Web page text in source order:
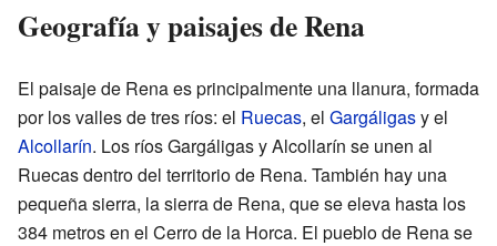
Geografía y paisajes de Rena
El paisaje de Rena es principalmente una llanura, formada
por los valles de tres ríos: el Ruecas, el Gargáligasy el
Alcollarín. Los ríos Gargáligas y Alcollarín se unen al
Ruecas dentro del territorio de Rena. También hay una
pequeña sierra, la sierra de Rena, que se eleva hasta los
384 metros en el Cerro de la Horca. El pueblo de Rena se